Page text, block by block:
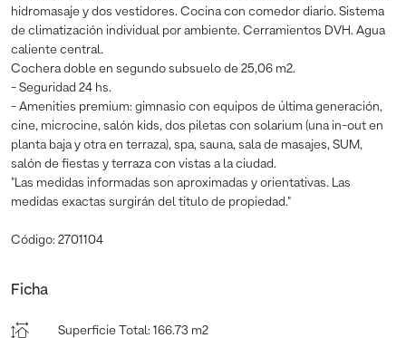
hidromasaje y dos vestidores. Cocina con comedor diario. Sistema
de climatización individual por ambiente. Cerramientos DVH. Agua
caliente central.
Cochera doble en segundo subsuelo de 25,06 m2.
- Seguridad 24 hs.
- Amenities premium: gimnasio con equipos de última generación,
cine, microcine, salón kids, dos piletas con solarium (una in-out en
planta baja y otra en terraza), spa, sauna, sala de masajes, SUM,
salón de fiestas y terraza con vistas a la ciudad.
"Las medidas informadas son aproximadas y orientativas. Las
medidas exactas surgirán del titulo de propiedad."
Código: 2701104
Ficha
Superficie Total : 166.73 m2